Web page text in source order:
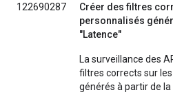
122690287
Créer des filtres
personnalisés
"Latence"
La surveillance des
filtres corrects sur
générés à partir de la